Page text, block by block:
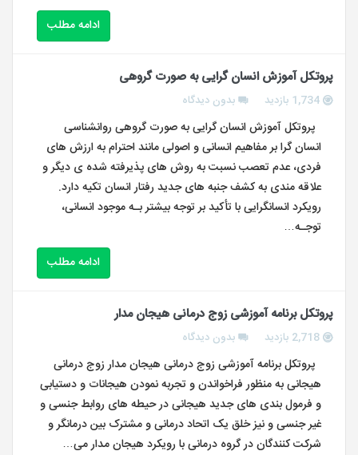
ادامه مطلب
پروتکل آموزش انسان گرایی به صورت گروهی
1,734 بازدید بدون دیدگاه
پروتکل آموزش انسان گرایی به صورت گروهی روانشناسی
انسان گرا بر مفاهیم انسانی و اصولی مانند احترام به ارزش های
فردی، عدم تعصب نسبت به روش های پذیرفته شده ی دیگر و
علاقه مندی به کشف جنبه های جدید رفتار انسان تکیه دارد.
رویکرد انسانگرایی با تأکید بر توجه بیشتر بـه موجود انسانی،
توجـه…
ادامه مطلب
پروتکل برنامه آموزشی زوج درمانی هیجان مدار
2,718 بازدید بدون دیدگاه
پروتکل برنامه آموزشی زوج درمانی هیجان مدار زوج درمانی
هیجانی به منظور فراخواندن و تجربه نمودن هیجانات و دستیابی
و فرمول بندی های جدید هیجانی در حیطه های روابط جنسی و
غیر جنسی و نیز خلق یک اتحاد درمانی و مشترک بین درمانگر و
شرکت کنندگان در گروه درمانی با رویکرد هیجان مدار می…